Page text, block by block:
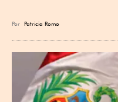
Por Patricia Romo